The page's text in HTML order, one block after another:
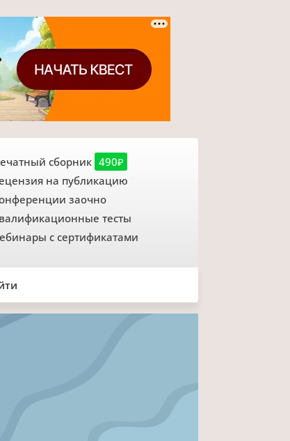
сборник 490₽
на публикацию
заочно
тесты
с сертификатами